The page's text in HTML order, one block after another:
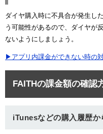
ダイヤ購入時に不具合が発生し
う可能性があるので、ダイヤが
ないようにしましょう。
▶アプリ内課金ができない時の
FAITHの課金額の確認
iTunesなどの購入履歴か